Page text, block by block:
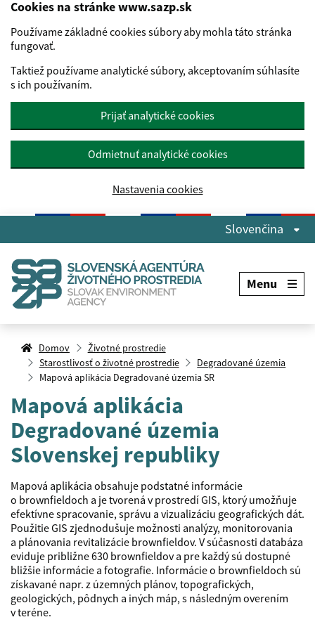
Cookies na stránke www.sazp.sk
Používame základné cookies súbory aby mohla táto stránka
fungovať.
Taktiež používame analytické súbory, akceptovaním súhlasíte
s ich používaním.
Prijať analytické cookies
Odmietnuť analytické cookies
Nastavenia cookies
Slovenčina
Menu
Domov
Životné prostredie
Starostlivosť o životné prostredie
Degradované územia
Mapová aplikácia Degradované územia SR
Mapová aplikácia
Degradované územia
Slovenskej republiky
Mapová aplikácia obsahuje podstatné informácie
o brownfieldoch a je tvorená v prostredí GIS, ktorý umožňuje
efektívne spracovanie, správu a vizualizáciu geografických dát.
Použitie GIS zjednodušuje možnosti analýzy, monitorovania
a plánovania revitalizácie brownfieldov. V súčasnosti databáza
eviduje približne 630 brownfieldov a pre každý sú dostupné
bližšie informácie a fotografie. Informácie o brownfieldoch sú
získavané napr. z územných plánov, topografických,
geologických, pôdnych a iných máp, s následným overením
v teréne.